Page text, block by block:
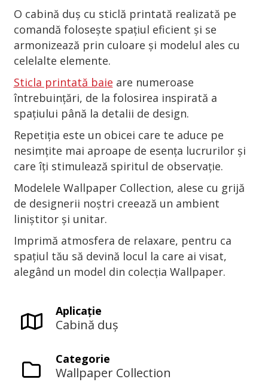
O cabină duș cu sticlă printată realizată pe
comandă folosește spațiul eficient și se
armonizează prin culoare și modelul ales cu
celelalte elemente.
Sticla printată baie are numeroase
întrebuințări, de la folosirea inspirată a
spațiului până la detalii de design.
Repetiția este un obicei care te aduce pe
nesimțite mai aproape de esența lucrurilor și
care îți stimulează spiritul de observație.
Modelele Wallpaper Collection, alese cu grijă
de designerii noștri creează un ambient
liniștitor și unitar.
Imprimă atmosfera de relaxare, pentru ca
spațiul tău să devină locul la care ai visat,
alegând un model din colecția Wallpaper.
Aplicaţie
Cabină duș
Categorie
Wallpaper Collection